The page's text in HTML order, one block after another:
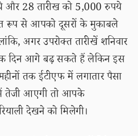
और 28 तारीख को 5,000 रुपये
रूप से आपको दूसरों के मुकाबले
अगर उपरोक्त तारीखें शनिवार
दिन आगे बढ़ सकते हैं लेकिन इस
तक ईटीएफ में लगातार पैसा
तेजी आएगी तो आपके
देखने को मिलेगी।